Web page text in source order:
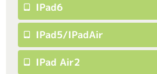
IPad6
IPad5/iPadAir
IPad Air2